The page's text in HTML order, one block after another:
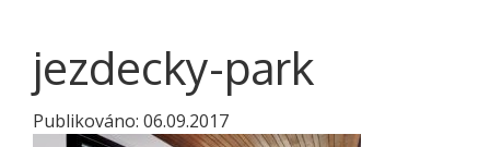
jezdecky-park
Publikováno: 06.09.2017